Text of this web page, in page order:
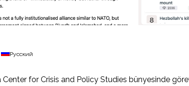
Русский
Center for Crisis and Policy Studies bünyesinde